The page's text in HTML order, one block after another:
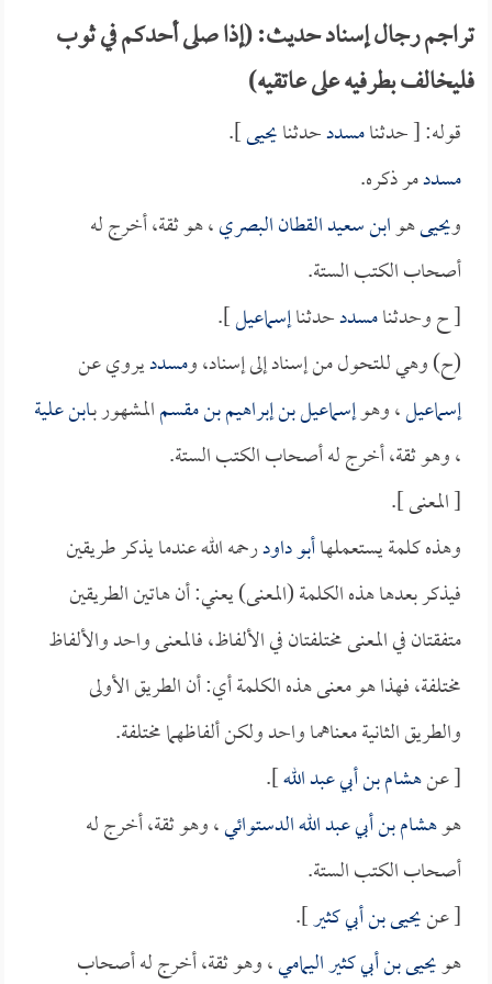
تراجم رجال إسناد حديث: (إذا صلى أحدكم في ثوب
فليخالف بطرفيه على عاتقيه)
قوله: [ حدثنامسددحدثنايحيى].
مسددمر ذكره.
ويحيىهوابن سعيد القطان البصري، هو ثقة، أخرج له
أصحاب الكتب الستة.
[ ح وحدثنامسددحدثناإسماعيل].
(ح) وهي للتحول من إسناد إلى إسناد، ومسدديروي عن
إسماعيل، وهوإسماعيل بن إبراهيم بن مقسمالمشهور بـابن علية
، وهو ثقة، أخرج له أصحاب الكتب الستة.
[ المعنى ].
وهذه كلمة يستعملهاأبو داودرحمه الله عندما يذكر طريقين
فيذكر بعدها هذه الكلمة (المعنى) يعني: أن هاتين الطريقين
متفقتان في المعنى مختلفتان في الألفاظ، فالمعنى واحد والألفاظ
مختلفة، فهذا هو معنى هذه الكلمة أي: أن الطريق الأولى
والطريق الثانية معناهما واحد ولكن ألفاظهما مختلفة.
[ عنهشام بن أبي عبد الله].
هوهشام بن أبي عبد الله الدستوائي، وهو ثقة، أخرج له
أصحاب الكتب الستة.
[ عنيحيى بن أبي كثير].
هويحيى بن أبي كثير اليمامي، وهو ثقة، أخرج له أصحاب